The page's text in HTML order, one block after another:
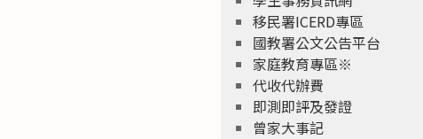
移民署ICERD專區
國教署公文公告平台
家庭教育專區※
代收代辦費
即測即評及發證
曾家大事記